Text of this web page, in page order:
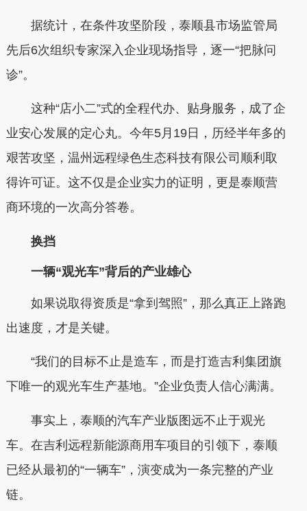
据统计，在条件攻坚阶段，泰顺县市场监管局
先后6次组织专家深入企业现场指导，逐一“把脉问
诊”。
这种“店小二”式的全程代办、贴身服务，成了企
业安心发展的定心丸。今年5月19日，历经半年多的
艰苦攻坚，温州远程绿色生态科技有限公司顺利取
得许可证。这不仅是企业实力的证明，更是泰顺营
商环境的一次高分答卷。
换挡
一辆“观光车”背后的产业雄心
如果说取得资质是“拿到驾照”，那么真正上路跑
出速度，才是关键。
“我们的目标不止是造车，而是打造吉利集团旗
下唯一的观光车生产基地。”企业负责人信心满满。
事实上，泰顺的汽车产业版图远不止于观光
车。在吉利远程新能源商用车项目的引领下，泰顺
已经从最初的“一辆车”，演变成为一条完整的产业
链。